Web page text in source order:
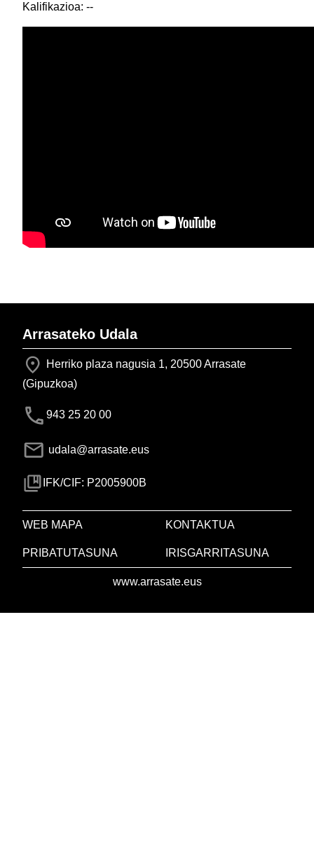
Kalifikazioa: --
Arrasateko Udala
Herriko plaza nagusia 1, 20500 Arrasate
(Gipuzkoa)
943 25 20 00
udala@arrasate.eus
IFK/CIF: P2005900B
WEB MAPA KONTAKTUA
PRIBATUTASUNA IRISGARRITASUNA
www.arrasate.eus